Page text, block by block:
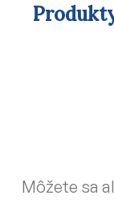
Môžete sa